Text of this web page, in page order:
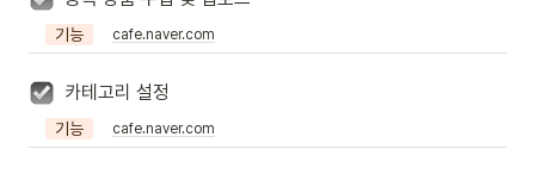
기능 cafe.naver.com
카테고리 설정
기능 cafe.naver.com